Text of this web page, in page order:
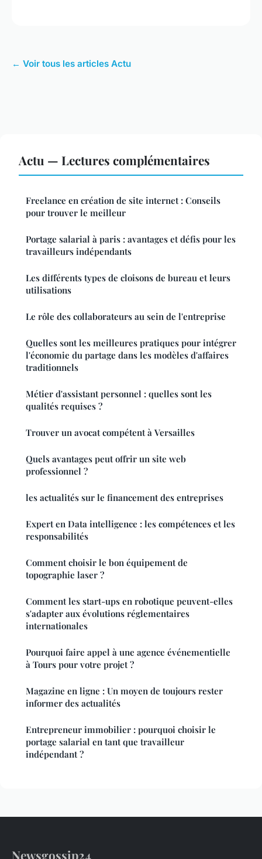
← Voir tous les articles Actu
Actu — Lectures complémentaires
Freelance en création de site internet : Conseils
pour trouver le meilleur
Portage salarial à paris : avantages et défis pour les
travailleurs indépendants
Les différents types de cloisons de bureau et leurs
utilisations
Le rôle des collaborateurs au sein de l'entreprise
Quelles sont les meilleures pratiques pour intégrer
l'économie du partage dans les modèles d'affaires
traditionnels
Métier d'assistant personnel : quelles sont les
qualités requises ?
Trouver un avocat compétent à Versailles
Quels avantages peut offrir un site web
professionnel ?
les actualités sur le financement des entreprises
Expert en Data intelligence : les compétences et les
responsabilités
Comment choisir le bon équipement de
topographie laser ?
Comment les start-ups en robotique peuvent-elles
s'adapter aux évolutions réglementaires
internationales
Pourquoi faire appel à une agence événementielle
à Tours pour votre projet ?
Magazine en ligne : Un moyen de toujours rester
informer des actualités
Entrepreneur immobilier : pourquoi choisir le
portage salarial en tant que travailleur
indépendant ?
Newsgossip24